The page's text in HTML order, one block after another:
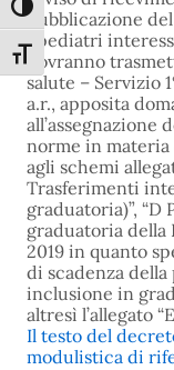
Attiva/disattiva alto
Attiva/disattiva
pubblicazione
I pediatri
dovranno
salute – Servizio
a.r., apposita
all’assegnazione
norme in
agli schemi
Trasferimenti
graduatoria)”,
graduatoria della
2019 in quanto
di scadenza
inclusione in
altresì l’allegato
Il testo del
modulistica di